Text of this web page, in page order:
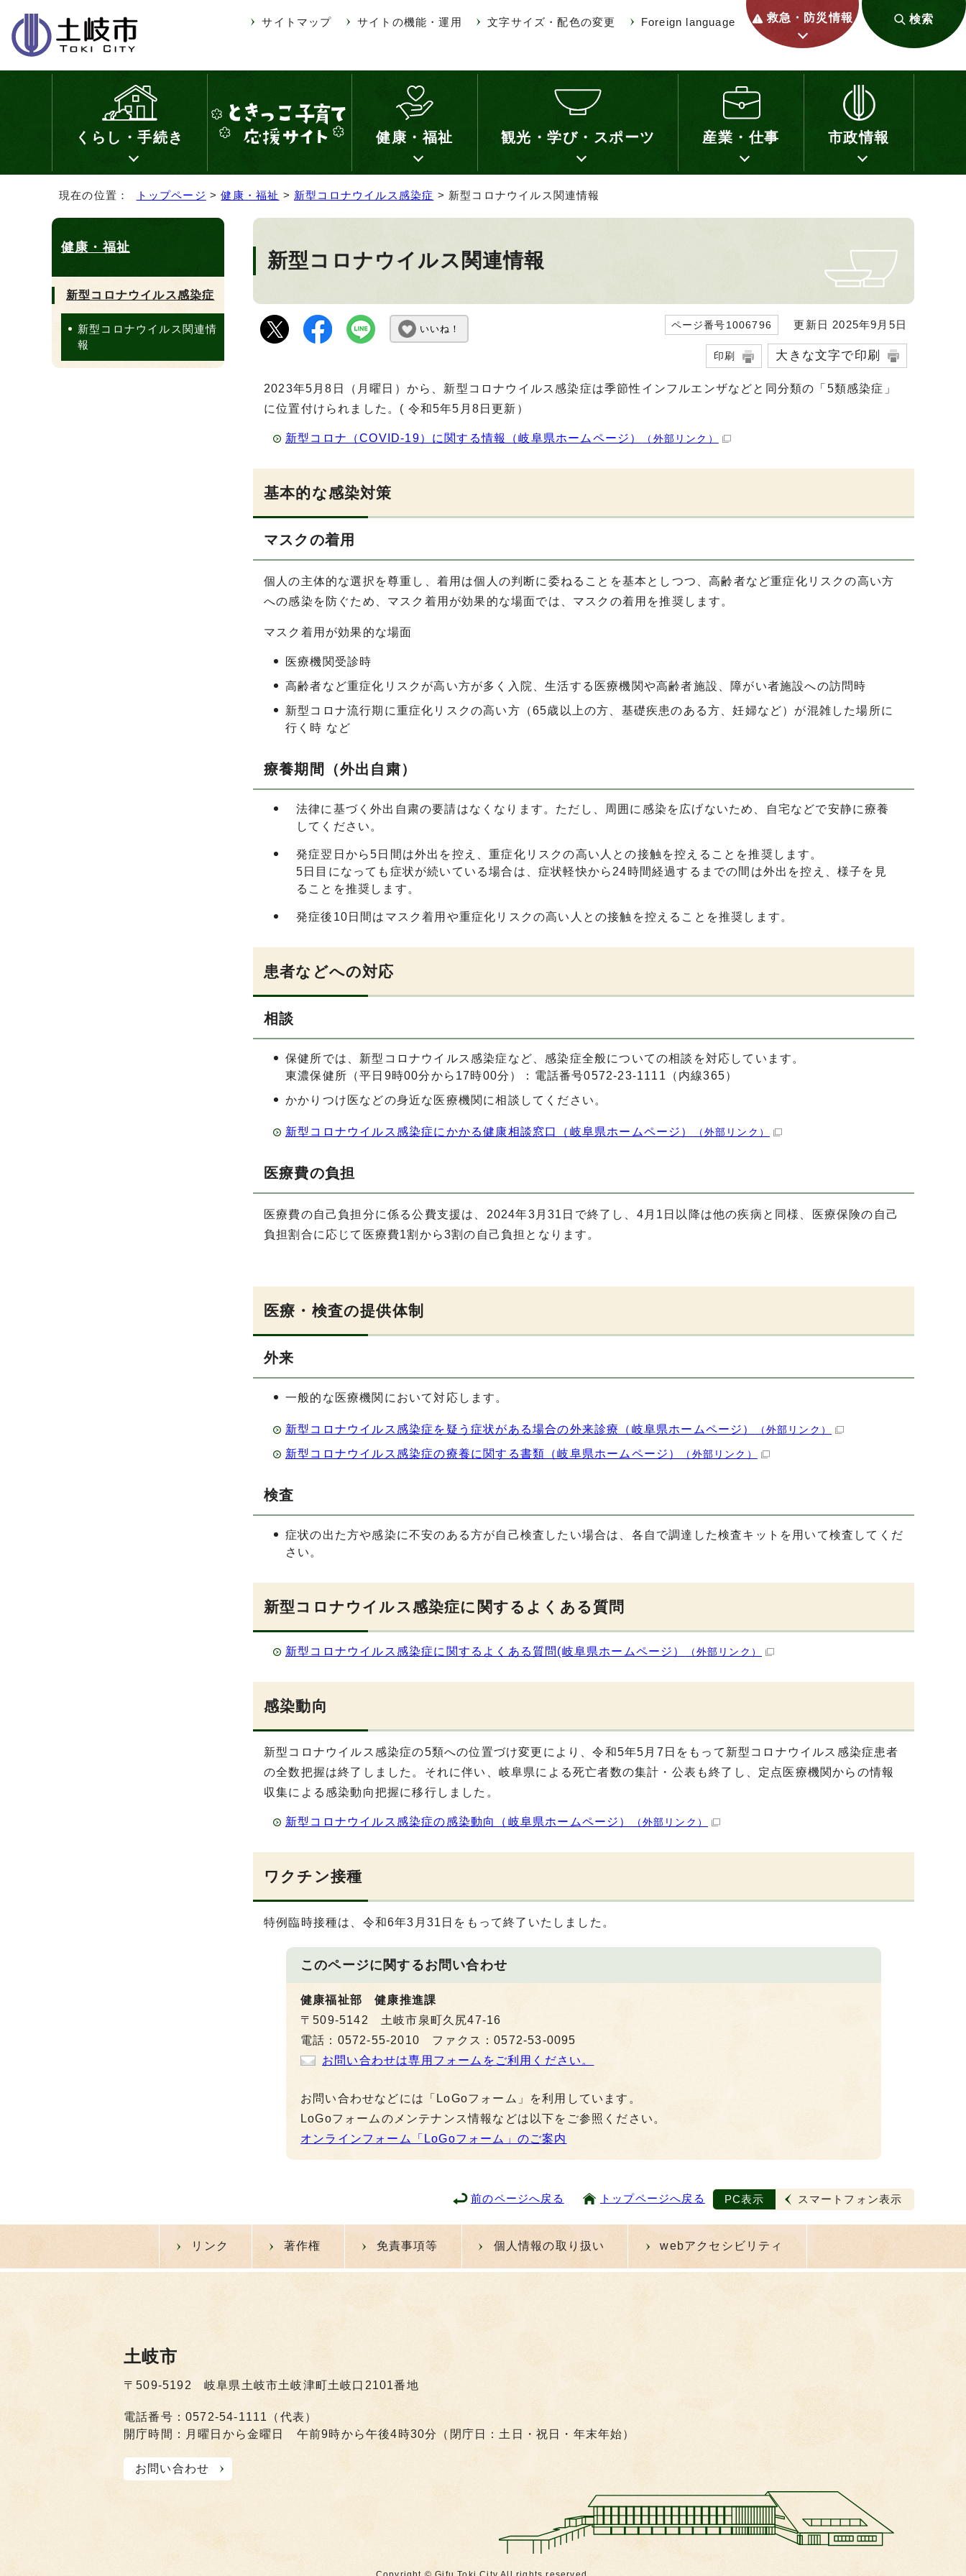
サイトマップ サイトの機能・運用 文字サイズ・配色の変更 Foreign language 救急・防災情報 検索
くらし・手続き 健康・福祉 観光・学び・スポーツ 産業・仕事 市政情報
現在の位置： トップページ >健康・福祉 > 新型コロナウイルス感染症 > 新型コロナウイルス関連情報
新型コロナウイルス関連情報
いいね！ ページ番号1006796 更新日 2025年9月5日
印刷 大きな文字で印刷
2023年5月8日（月曜日）から、新型コロナウイルス感染症は季節性インフルエンザなどと同分類の「5類感染症」
に位置付けられました。( 令和5年5月8日更新）
新型コロナ（COVID-19）に関する情報（岐阜県ホームページ） （外部リンク）
基本的な感染対策
マスクの着用
個人の主体的な選択を尊重し、着用は個人の判断に委ねることを基本としつつ、高齢者など重症化リスクの高い方
への感染を防ぐため、マスク着用が効果的な場面では、マスクの着用を推奨します。
マスク着用が効果的な場面
医療機関受診時
高齢者など重症化リスクが高い方が多く入院、生活する医療機関や高齢者施設、障がい者施設への訪問時
新型コロナ流行期に重症化リスクの高い方（65歳以上の方、基礎疾患のある方、妊婦など）が混雑した場所に
行く時 など
療養期間（外出自粛）
法律に基づく外出自粛の要請はなくなります。ただし、周囲に感染を広げないため、自宅などで安静に療養
してください。
発症翌日から5日間は外出を控え、重症化リスクの高い人との接触を控えることを推奨します。
5日目になっても症状が続いている場合は、症状軽快から24時間経過するまでの間は外出を控え、様子を見
ることを推奨します。
発症後10日間はマスク着用や重症化リスクの高い人との接触を控えることを推奨します。
患者などへの対応
相談
保健所では、新型コロナウイルス感染症など、感染症全般についての相談を対応しています。
東濃保健所（平日9時00分から17時00分）：電話番号0572-23-1111（内線365）
かかりつけ医などの身近な医療機関に相談してください。
新型コロナウイルス感染症にかかる健康相談窓口（岐阜県ホームページ） （外部リンク）
医療費の負担
医療費の自己負担分に係る公費支援は、2024年3月31日で終了し、4月1日以降は他の疾病と同様、医療保険の自己
負担割合に応じて医療費1割から3割の自己負担となります。
医療・検査の提供体制
外来
一般的な医療機関において対応します。
新型コロナウイルス感染症を疑う症状がある場合の外来診療（岐阜県ホームページ） （外部リンク）
新型コロナウイルス感染症の療養に関する書類（岐阜県ホームページ） （外部リンク）
検査
症状の出た方や感染に不安のある方が自己検査したい場合は、各自で調達した検査キットを用いて検査してくだ
さい。
新型コロナウイルス感染症に関するよくある質問
新型コロナウイルス感染症に関するよくある質問(岐阜県ホームページ） （外部リンク）
感染動向
新型コロナウイルス感染症の5類への位置づけ変更により、令和5年5月7日をもって新型コロナウイルス感染症患者
の全数把握は終了しました。それに伴い、岐阜県による死亡者数の集計・公表も終了し、定点医療機関からの情報
収集による感染動向把握に移行しました。
新型コロナウイルス感染症の感染動向（岐阜県ホームページ） （外部リンク）
ワクチン接種
特例臨時接種は、令和6年3月31日をもって終了いたしました。
このページに関するお問い合わせ
健康福祉部 健康推進課
〒509-5142 土岐市泉町久尻47-16
電話：0572-55-2010 ファクス：0572-53-0095
お問い合わせは専用フォームをご利用ください。
お問い合わせなどには「LoGoフォーム」を利用しています。
LoGoフォームのメンテナンス情報などは以下をご参照ください。
オンラインフォーム「LoGoフォーム」のご案内
健康・福祉
新型コロナウイルス感染症
新型コロナウイルス関連情
報
前のページへ戻る トップページへ戻る PC表示 スマートフォン表示
リンク 著作権 免責事項等 個人情報の取り扱い webアクセシビリティ
土岐市
〒509-5192 岐阜県土岐市土岐津町土岐口2101番地
電話番号：0572-54-1111（代表）
開庁時間：月曜日から金曜日 午前9時から午後4時30分（閉庁日：土日・祝日・年末年始）
お問い合わせ